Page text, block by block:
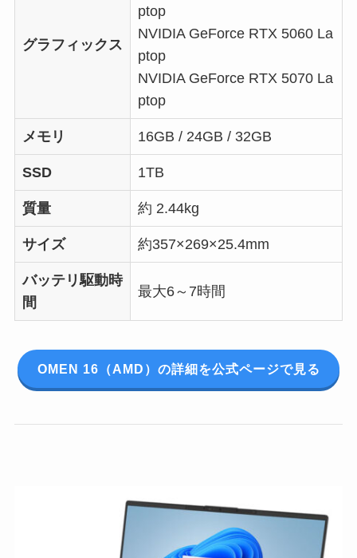
グラフィックス
ptop
NVIDIA GeForce RTX 5060 La
ptop
NVIDIA GeForce RTX 5070 La
ptop
メモリ 16GB / 24GB / 32GB
SSD 1TB
質量 約 2.44kg
サイズ 約357×269×25.4mm
バッテリ駆動時
間
最⼤6～7時間
OMEN 16（AMD）の詳細を公式ページで見る